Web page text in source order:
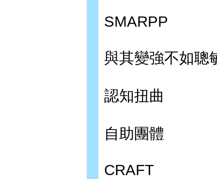
SMARPP
與其變強不如聰
認知扭曲
自助團體
CRAFT